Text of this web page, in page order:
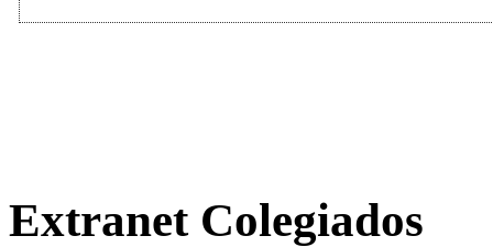
Extranet Colegiados